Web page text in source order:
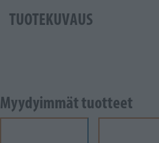
TUOTEKUVAUS
Myydyimmät tuotteet